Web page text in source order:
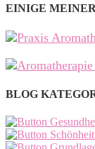
EINIGE
BLOG